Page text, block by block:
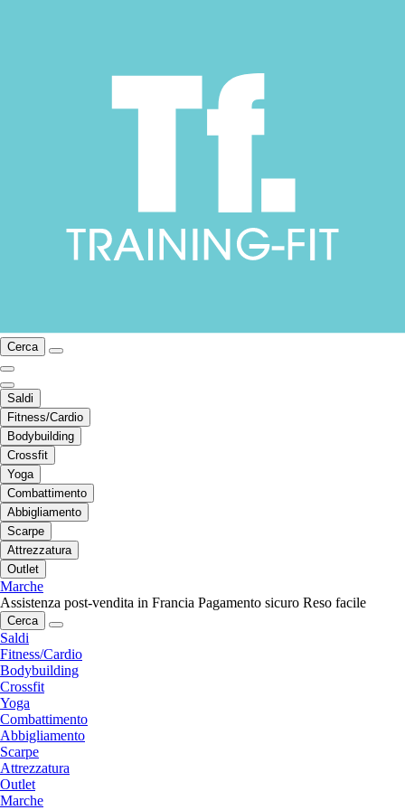
Cerca
Saldi
Fitness/Cardio
Bodybuilding
Crossfit
Yoga
Combattimento
Abbigliamento
Scarpe
Attrezzatura
Outlet
Marche
Assistenza post-vendita in Francia Pagamento sicuro Reso facile
Cerca
Saldi
Fitness/Cardio
Bodybuilding
Crossfit
Yoga
Combattimento
Abbigliamento
Scarpe
Attrezzatura
Outlet
Marche